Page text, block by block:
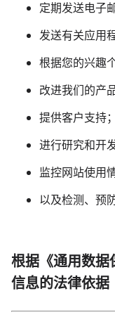
定期发送电子
发送有关应用
根据您的兴趣
改进我们的产
提供客户支持；
进行研究和开发
监控网站使用
以及检测、预
根据《通用数据
信息的法律依据